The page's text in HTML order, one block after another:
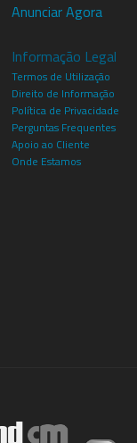
Anunciar Agora
Informação Legal
Termos de Utilização
Direito de Informação
Política de Privacidade
Perguntas Frequentes
Apoio ao Cliente
Onde Estamos